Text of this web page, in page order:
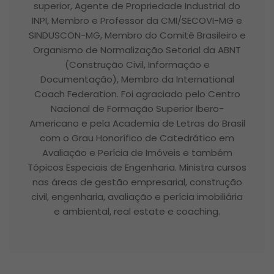
superior, Agente de Propriedade Industrial do
INPI, Membro e Professor da CMI/SECOVI-MG e
SINDUSCON-MG, Membro do Comitê Brasileiro e
Organismo de Normalização Setorial da ABNT
(Construção Civil, Informação e
Documentação), Membro da International
Coach Federation. Foi agraciado pelo Centro
Nacional de Formação Superior Ibero-
Americano e pela Academia de Letras do Brasil
com o Grau Honorífico de Catedrático em
Avaliação e Perícia de Imóveis e também
Tópicos Especiais de Engenharia. Ministra cursos
nas áreas de gestão empresarial, construção
civil, engenharia, avaliação e perícia imobiliária
e ambiental, real estate e coaching.
funcionamento
do site.
Estatísticas
Para que
possamos
melhorar a
funcionalidade
e estrutura do
site, com base
na forma
como o site é